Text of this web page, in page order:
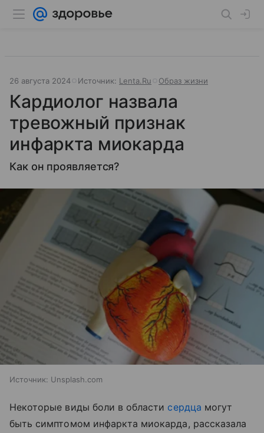
26 августа 2024 Источник: Lenta.Ru Образ жизни
Кардиолог назвала
тревожный признак
инфаркта миокарда
Как он проявляется?
Источник: Unsplash.com
Некоторые виды боли в области сердца могут
быть симптомом инфаркта миокарда, рассказала